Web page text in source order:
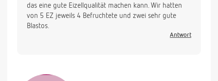
das eine gute Eizellqualität machen kann. Wir hatten
von 5 EZ jeweils 4 Befruchtete und zwei sehr gute
Blastos.
Antwort